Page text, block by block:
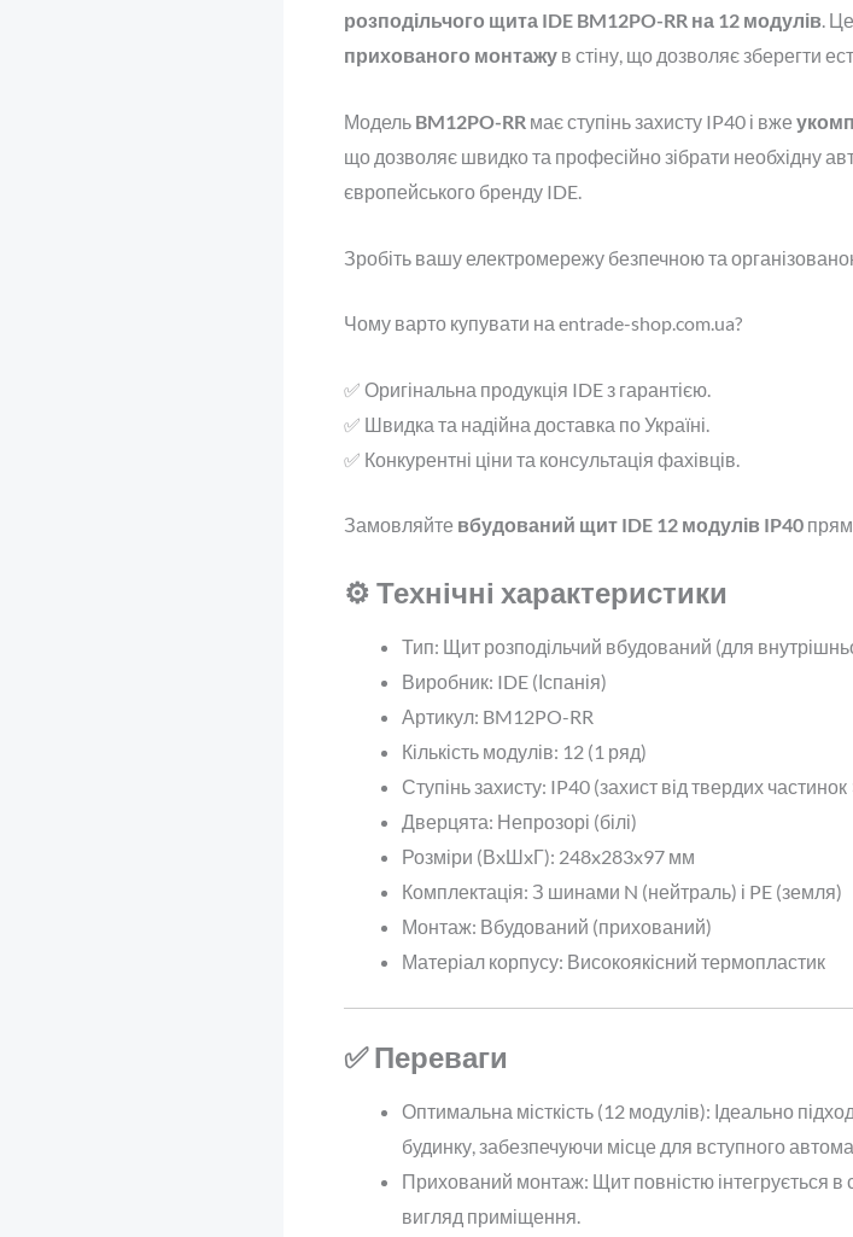
розподільчого щита IDE BM12PO-RR на 12 модулів.
прихованого монтажув стіну, що дозволяє зберегти
Модель BM12PO-RRмає ступінь захисту IP40 і вже
що дозволяє швидко та професійно зібрати необхідну
європейського бренду IDE.
Зробіть вашу електромережу безпечною та
Чому варто купувати на entrade-shop.com.ua?
✅ Оригінальна продукція IDE з гарантією.
✅ Швидка та надійна доставка по Україні.
✅ Конкурентні ціни та консультація фахівців.
Замовляйте вбудований щит IDE 12 модулів IP40
⚙️ Технічні характеристики
Тип: Щит розподільчий вбудований (для
Виробник: IDE (Іспанія)
Артикул: BM12PO-RR
Кількість модулів: 12 (1 ряд)
Ступінь захисту: IP40 (захист від твердих
Дверцята: Непрозорі (білі)
Розміри (ВxШxГ): 248x283x97 мм
Комплектація: З шинами N (нейтраль) і PE (земля)
Монтаж: Вбудований (прихований)
Матеріал корпусу: Високоякісний термопластик
✅ Переваги
Оптимальна місткість (12 модулів): Ідеально
будинку, забезпечуючи місце для вступного
Прихований монтаж: Щит повністю інтегрується в
вигляд приміщення.